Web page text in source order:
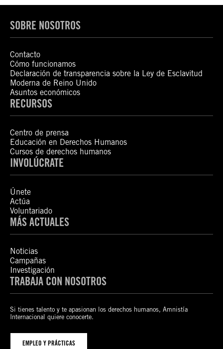
SOBRE NOSOTROS
Contacto
Cómo funcionamos
Declaración de transparencia sobre la Ley de Esclavitud
Moderna de Reino Unido
Asuntos económicos
RECURSOS
Centro de prensa
Educación en Derechos Humanos
Cursos de derechos humanos
INVOLÚCRATE
Únete
Actúa
Voluntariado
MÁS ACTUALES
Noticias
Campañas
Investigación
TRABAJA CON NOSOTROS
Si tienes talento y te apasionan los derechos humanos, Amnistía
Internacional quiere conocerte.
EMPLEO Y PRÁCTICAS